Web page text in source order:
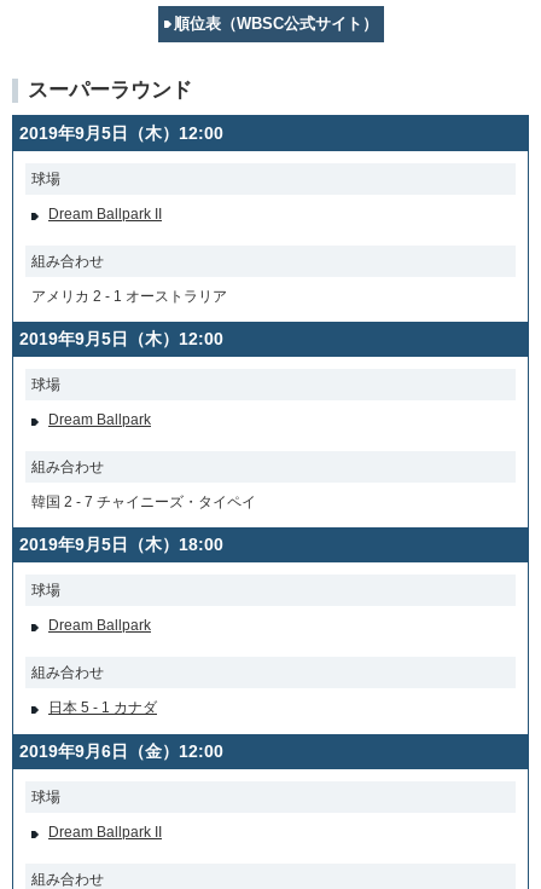
順位表（WBSC公式サイト）
スーパーラウンド
2019年9月5日（木）12:00
球場
Dream Ballpark II
組み合わせ
アメリカ 2 - 1 オーストラリア
2019年9月5日（木）12:00
球場
Dream Ballpark
組み合わせ
韓国 2 - 7 チャイニーズ・タイペイ
2019年9月5日（木）18:00
球場
Dream Ballpark
組み合わせ
日本 5 - 1 カナダ
2019年9月6日（金）12:00
球場
Dream Ballpark II
組み合わせ